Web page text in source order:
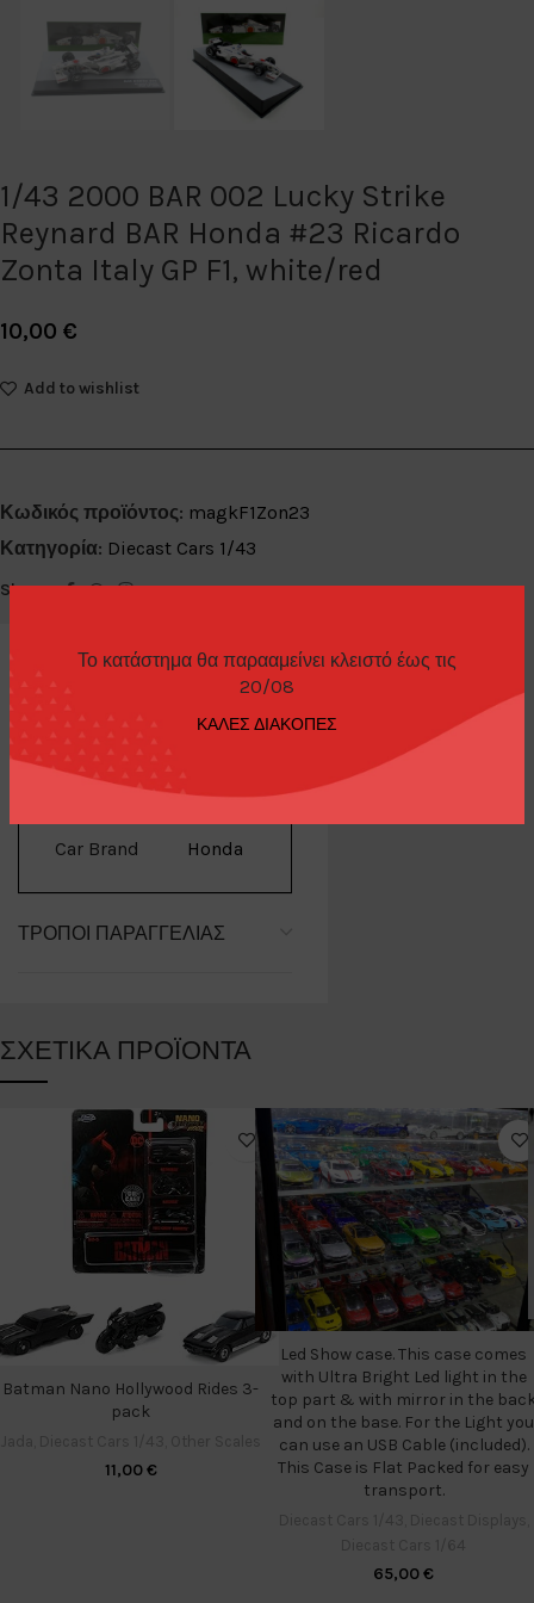
Το κατάστημα θα παρααμείνει κλειστό έως τις
20/08
ΚΑΛΕΣ ΔΙΑΚΟΠΕΣ
1/43 2000 BAR 002 Lucky Strike
Reynard BAR Honda #23 Ricardo
Zonta Italy GP F1, white/red
10,00 €
Add to wishlist
Κωδικός προϊόντος: magkF1Zon23
Κατηγορία: Diecast Cars 1/43
Share:
ΕΠΙΠΛΈΟΝ ΠΛΗΡΟΦΟΡΊΕΣ
Car Brand Honda
ΤΡΌΠΟΙ ΠΑΡΑΓΓΕΛΊΑΣ
ΣΧΕΤΙΚΆ ΠΡΟΪΌΝΤΑ
Batman Nano Hollywood Rides 3-
pack
11,00€
Led Show case. This case comes
with Ultra Bright Led light in the
top part & with mirror in the
and on the base. For the Light you
can use an USB Cable (included).
This Case is Flat Packed for easy
transport.
65,00€